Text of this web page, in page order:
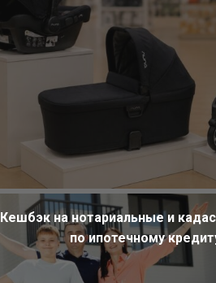
Кешбэк на нотариальные и
по ипотечному